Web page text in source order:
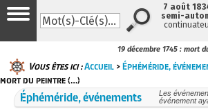
19 décembre 1745 : mort
Vous êtes ici :Accueil >Éphéméride,
mort du peintre (…)
Éphéméride, événements
Les
événement
7 août
semi-